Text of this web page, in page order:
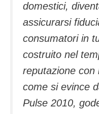
domestici,
assicurarsi
consumatori in
costruito nel
reputazione con
come si evince
Pulse 2010,